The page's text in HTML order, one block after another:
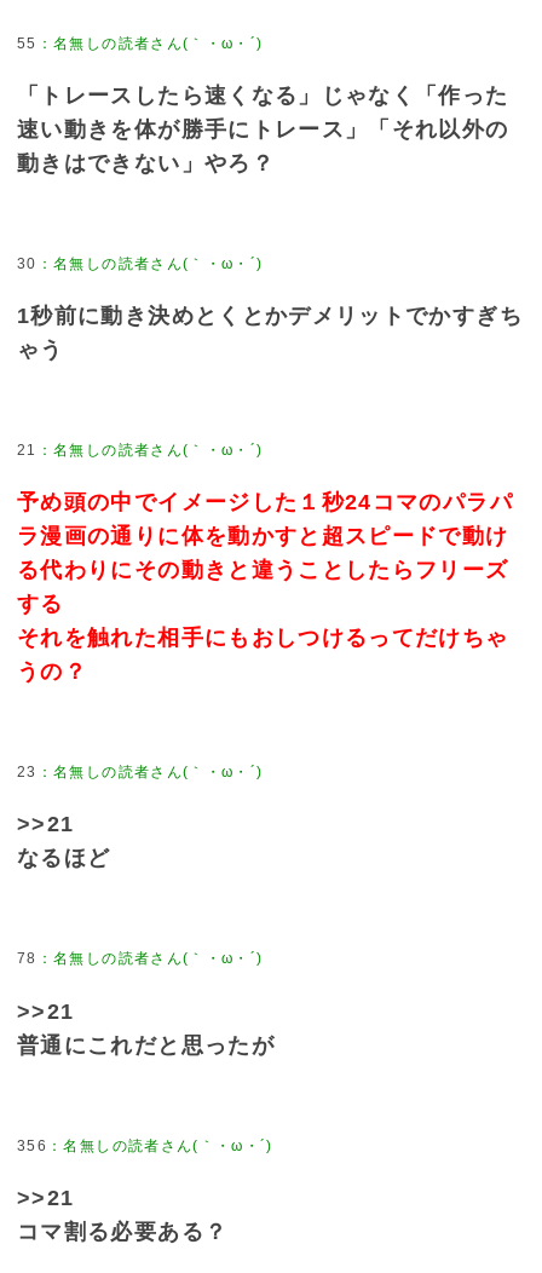
55
「トレースしたら速くなる」じゃなく「作った
速い動きを体が勝手にトレース」「それ以外の
動きはできない」やろ？
30
1秒前に動き決めとくとかデメリットでかすぎち
ゃう
21
予め頭の中でイメージした１秒24コマのパラパ
ラ漫画の通りに体を動かすと超スピードで動け
る代わりにその動きと違うことしたらフリーズ
する
それを触れた相手にもおしつけるってだけちゃ
うの？
23
>>21
なるほど
78
>>21
普通にこれだと思ったが
356
>>21
コマ割る必要ある？